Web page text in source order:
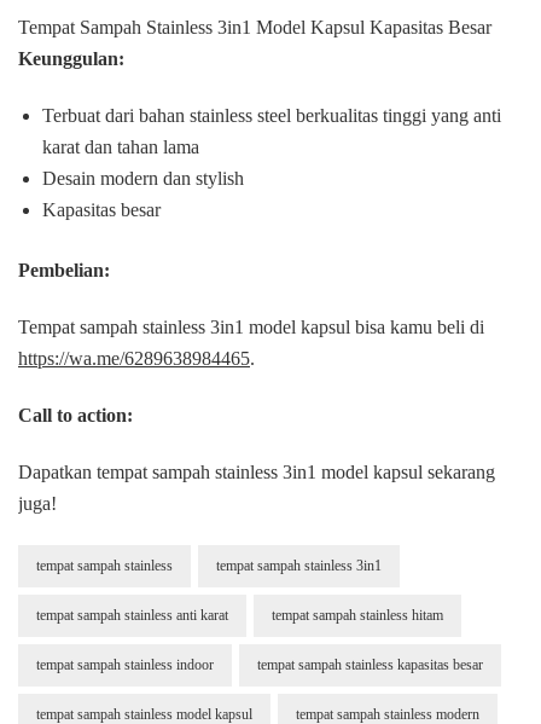
Tempat Sampah Stainless 3in1 Model Kapsul Kapasitas Besar
Keunggulan:
Terbuat dari bahan stainless steel berkualitas tinggi yang anti
karat dan tahan lama
Desain modern dan stylish
Kapasitas besar
Pembelian:
Tempat sampah stainless 3in1 model kapsul bisa kamu beli di
https://wa.me/6289638984465.
Call to action:
Dapatkan tempat sampah stainless 3in1 model kapsul sekarang
juga!
tempat sampah stainless tempat sampah stainless 3in1
tempat sampah stainless anti karat tempat sampah stainless hitam
tempat sampah stainless indoor tempat sampah stainless kapasitas besar
tempat sampah stainless model kapsul tempat sampah stainless modern